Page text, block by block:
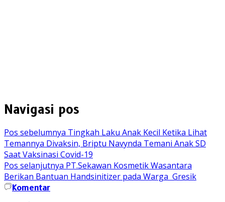
Navigasi pos
Pos sebelumnya Tingkah Laku Anak Kecil Ketika Lihat
Temannya Divaksin, Briptu Navynda Temani Anak SD
Saat Vaksinasi Covid-19
Pos selanjutnya PT.Sekawan Kosmetik Wasantara
Berikan Bantuan Handsinitizer pada Warga Gresik
Komentar